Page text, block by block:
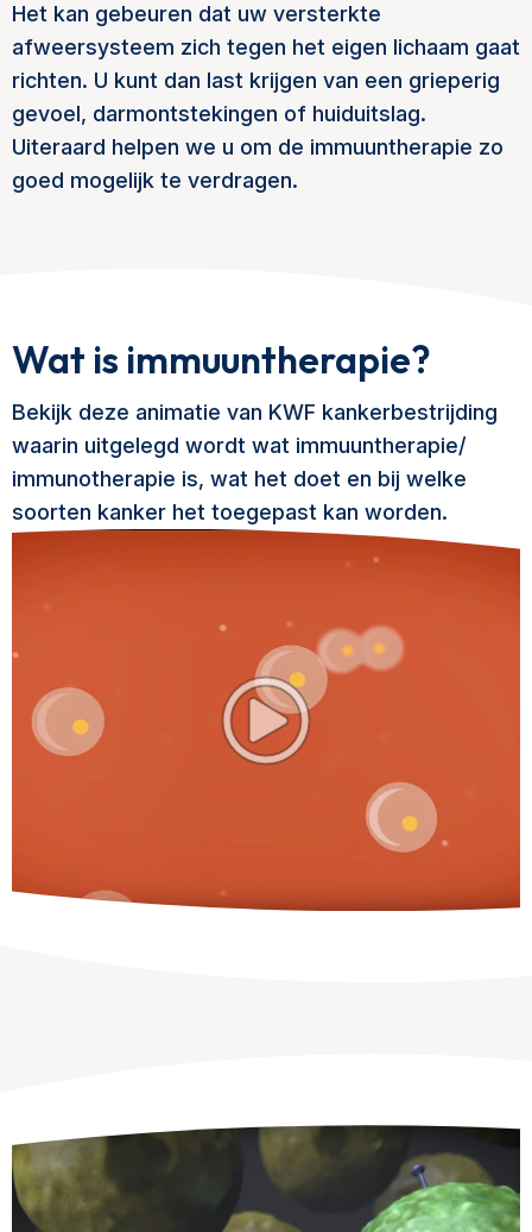
Het kan gebeuren dat uw versterkte
afweersysteem zich tegen het eigen lichaam gaat
richten. U kunt dan last krijgen van een grieperig
gevoel, darmontstekingen of huiduitslag.
Uiteraard helpen we u om de immuuntherapie zo
goed mogelijk te verdragen.
Wat is immuuntherapie?
Bekijk deze animatie van KWF kankerbestrijding
waarin uitgelegd wordt wat immuuntherapie/
immunotherapie is, wat het doet en bij welke
soorten kanker het toegepast kan worden.